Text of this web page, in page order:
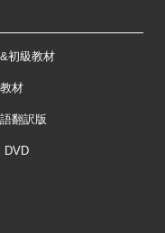
初級教材
材
翻訳版
DVD